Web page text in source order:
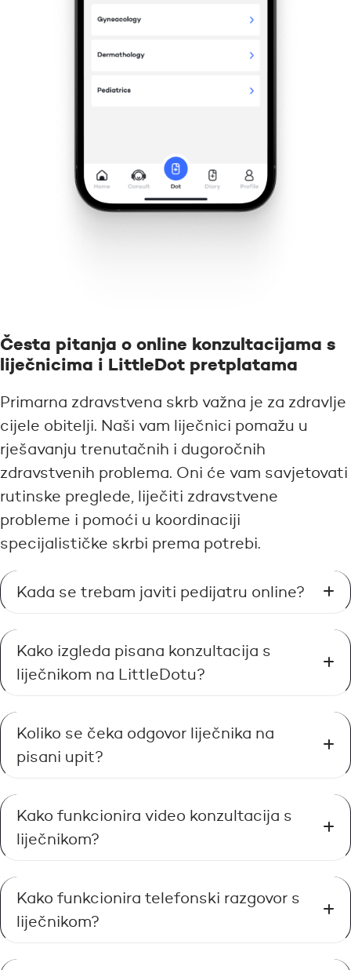
Česta pitanja o online konzultacijama s
liječnicima i LittleDot pretplatama
Primarna zdravstvena skrb važna je za zdravlje
cijele obitelji. Naši vam liječnici pomažu u
rješavanju trenutačnih i dugoročnih
zdravstvenih problema. Oni će vam savjetovati
rutinske preglede, liječiti zdravstvene
probleme i pomoći u koordinaciji
specijalističke skrbi prema potrebi.
Kada se trebam javiti pedijatru online?
Kako izgleda pisana konzultacija s
liječnikom na LittleDotu?
Koliko se čeka odgovor liječnika na
pisani upit?
Kako funkcionira video konzultacija s
liječnikom?
Kako funkcionira telefonski razgovor s
liječnikom?